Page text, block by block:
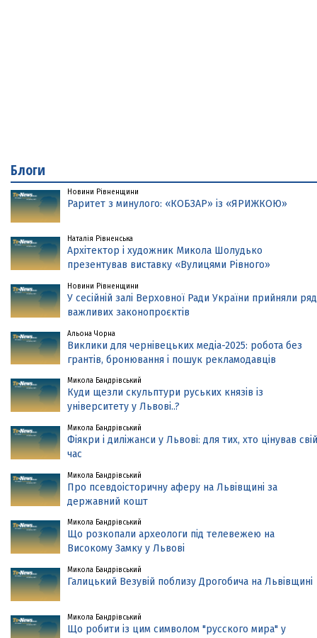
Блоги
Новини Рівненщини
Раритет з минулого: «КОБЗАР» із «ЯРИЖКОЮ»
Наталія Рівненська
Архітектор і художник Микола Шолудько
презентував виставку «Вулицями Рівного»
Новини Рівненщини
У сесійній залі Верховної Ради України прийняли ряд
важливих законопроєктів
Альона Чорна
Виклики для чернівецьких медіа-2025: робота без
грантів, бронювання і пошук рекламодавців
Микола Бандрівський
Куди щезли скульптури руських князів із
університету у Львові..?
Микола Бандрівський
Фіякри і диліжанси у Львові: для тих, хто цінував свій
час
Микола Бандрівський
Про псевдоісторичну аферу на Львівщині за
державний кошт
Микола Бандрівський
Що розкопали археологи під телевежею на
Високому Замку у Львові
Микола Бандрівський
Галицький Везувій поблизу Дрогобича на Львівщині
Микола Бандрівський
Що робити із цим символом "русского мира" у